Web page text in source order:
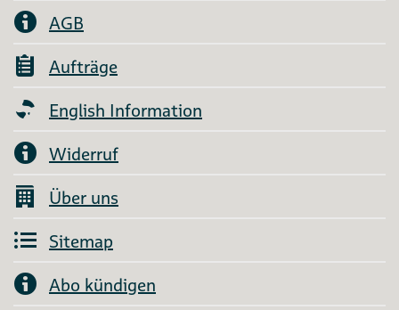
AGB
Aufträge
English Information
Widerruf
Über uns
Sitemap
Abo kündigen